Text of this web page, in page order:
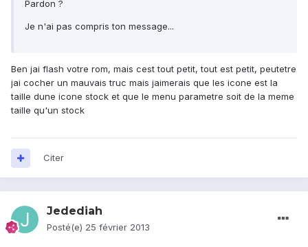
Pardon ?
Je n'ai pas compris ton message...
Ben jai flash votre rom, mais cest tout petit, tout est petit, peutetre
jai cocher un mauvais truc mais jaimerais que les icone est la
taille dune icone stock et que le menu parametre soit de la meme
taille qu'un stock
Citer
Jedediah
Posté(e) 25 février 2013